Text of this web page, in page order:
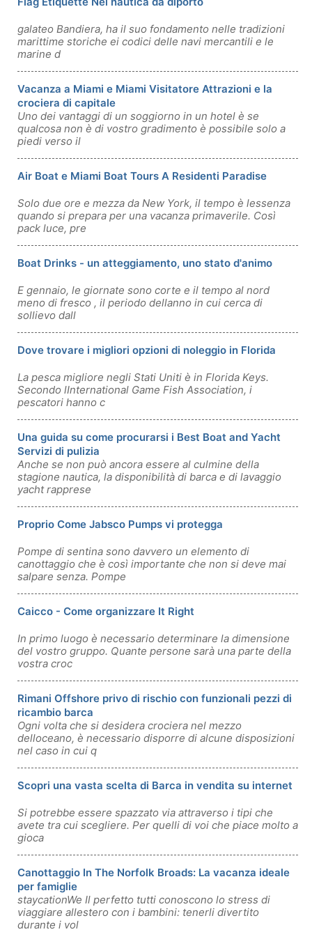
galateo Bandiera, ha il suo fondamento nelle tradizioni
marittime storiche ei codici delle navi mercantili e le
marine d
Vacanza a Miami e Miami Visitatore Attrazioni e la
crociera di capitale
Uno dei vantaggi di un soggiorno in un hotel è se
qualcosa non è di vostro gradimento è possibile solo a
piedi verso il
Air Boat e Miami Boat Tours A Residenti Paradise
Solo due ore e mezza da New York, il tempo è lessenza
quando si prepara per una vacanza primaverile. Così
pack luce, pre
Boat Drinks - un atteggiamento, uno stato d'animo
E gennaio, le giornate sono corte e il tempo al nord
meno di fresco , il periodo dellanno in cui cerca di
sollievo dall
Dove trovare i migliori opzioni di noleggio in Florida
La pesca migliore negli Stati Uniti è in Florida Keys.
Secondo lInternational Game Fish Association, i
pescatori hanno c
Una guida su come procurarsi i Best Boat and Yacht
Servizi di pulizia
Anche se non può ancora essere al culmine della
stagione nautica, la disponibilità di barca e di lavaggio
yacht rapprese
Proprio Come Jabsco Pumps vi protegga
Pompe di sentina sono davvero un elemento di
canottaggio che è così importante che non si deve mai
salpare senza. Pompe
Caicco - Come organizzare It Right
In primo luogo è necessario determinare la dimensione
del vostro gruppo. Quante persone sarà una parte della
vostra croc
Rimani Offshore privo di rischio con funzionali pezzi di
ricambio barca
Ogni volta che si desidera crociera nel mezzo
delloceano, è necessario disporre di alcune disposizioni
nel caso in cui q
Scopri una vasta scelta di Barca in vendita su internet
Si potrebbe essere spazzato via attraverso i tipi che
avete tra cui scegliere. Per quelli di voi che piace molto a
gioca
Canottaggio In The Norfolk Broads: La vacanza ideale
per famiglie
staycationWe Il perfetto tutti conoscono lo stress di
viaggiare allestero con i bambini: tenerli divertito
durante i vol